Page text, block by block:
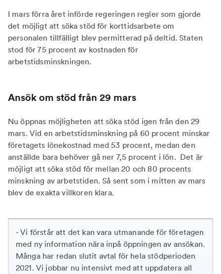
I mars förra året införde regeringen regler som gjorde
det möjligt att söka stöd för korttidsarbete om
personalen tillfälligt blev permitterad på deltid. Staten
stod för 75 procent av kostnaden för
arbetstidsminskningen.
Ansök om stöd från 29 mars
Nu öppnas möjligheten att söka stöd igen från den 29
mars. Vid en arbetstidsminskning på 60 procent minskar
företagets lönekostnad med 53 procent, medan den
anställde bara behöver gå ner 7,5 procent i lön. Det är
möjligt att söka stöd för mellan 20 och 80 procents
minskning av arbetstiden. Så sent som i mitten av mars
blev de exakta villkoren klara.
- Vi förstår att det kan vara utmanande för företagen
med ny information nära inpå öppningen av ansökan.
Många har redan slutit avtal för hela stödperioden
2021. Vi jobbar nu intensivt med att uppdatera all